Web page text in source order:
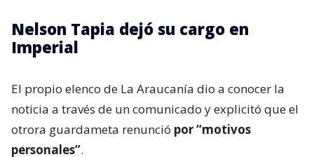
Nelson Tapia dejó su cargo en
Imperial
El propio elenco de La Araucanía dio a conocer la
noticia a través de un comunicado y explicitó que el
otrora guardameta renunció por “motivos
personales”.